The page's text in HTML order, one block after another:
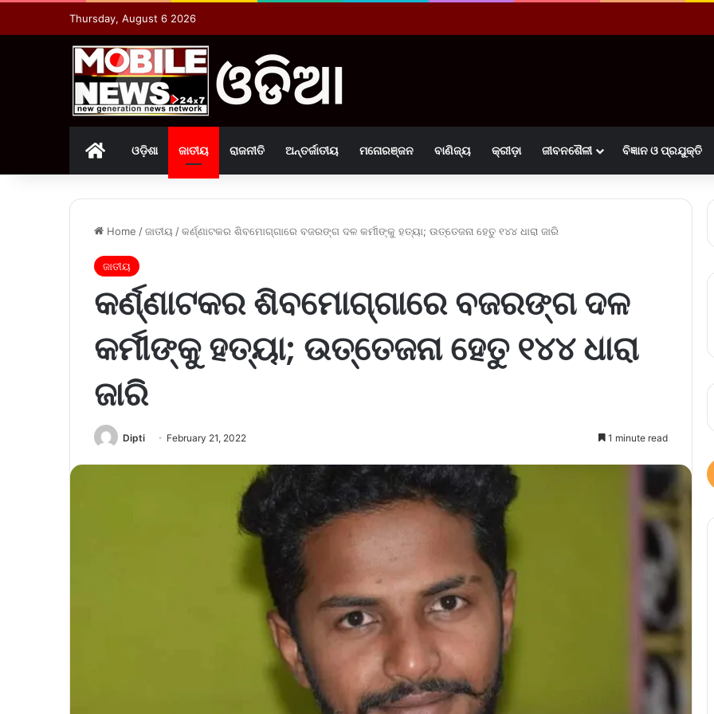
Thursday, August 6 2026
Homeଓଡ଼ିଶା ଜାତୀୟ ରାଜନୀତି ଅନ୍ତର୍ଜାତୀୟ ମନୋରଞ୍ଜନ ବାଣିଜ୍ୟ କ୍ରୀଡ଼ା ଜୀବନଶୈଳୀ ବିଜ୍ଞାନ ଓ ପ୍ରଯୁକ୍ତି
Home /ଜାତୀୟ /କର୍ଣ୍ଣାଟକର ଶିବମୋଗ୍ଗାରେ ବଜରଙ୍ଗ ଦଳ କର୍ମୀଙ୍କୁ ହତ୍ୟା; ଉତ୍ତେଜନା ହେତୁ ୧୪୪ ଧାରା ଜାରି
ଜାତୀୟ
କର୍ଣ୍ଣାଟକର ଶିବମୋଗ୍ଗାରେ ବଜରଙ୍ଗ ଦଳ
କର୍ମୀଙ୍କୁ ହତ୍ୟା; ଉତ୍ତେଜନା ହେତୁ ୧୪୪ ଧାରା
ଜାରି
Dipti February 21, 2022 1 minute read